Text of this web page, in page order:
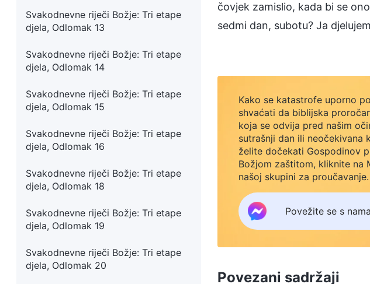
Svakodnevne riječi Božje: Tri etape
djela, Odlomak 13
Svakodnevne riječi Božje: Tri etape
djela, Odlomak 14
Svakodnevne riječi Božje: Tri etape
djela, Odlomak 15
Svakodnevne riječi Božje: Tri etape
djela, Odlomak 16
Svakodnevne riječi Božje: Tri etape
djela, Odlomak 18
Svakodnevne riječi Božje: Tri etape
djela, Odlomak 19
Svakodnevne riječi Božje: Tri etape
djela, Odlomak 20
čovjek zamislio, kada bi se
sedmi dan, subotu? Ja
Kako se katastrofe uporno
shvaćati da biblijska
koja se odvija pred našim
sutrašnji dan ili neočekivana
želite dočekati Gospodinov
Božjom zaštitom, kliknite na
našoj skupini za
Povežite se s
Povezani sadržaji